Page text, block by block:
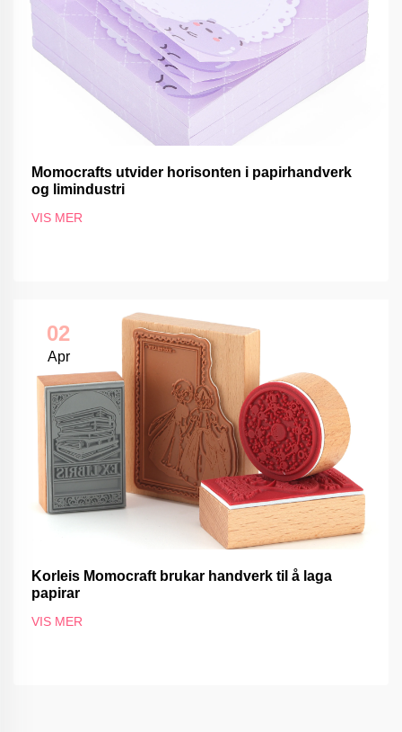
Momocrafts utvider horisonten i papirhandverk
og limindustri
VIS MER
02
Apr
Korleis Momocraft brukar handverk til å laga
papirar
VIS MER